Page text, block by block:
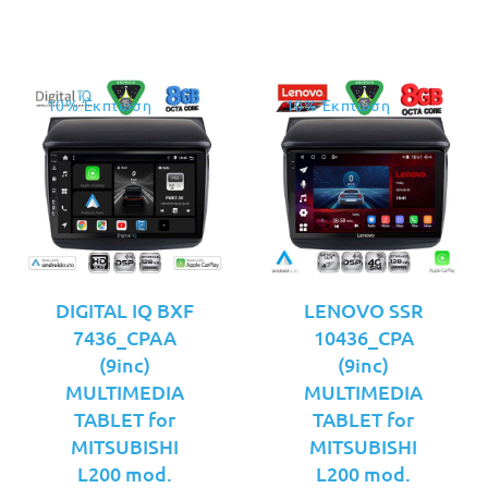
10% Έκπτωση
DIGITAL IQ BXF
7436_CPAA
(9inc)
MULTIMEDIA
TABLET for
MITSUBISHI
L200 mod.
10% Έκπτωση
LENOVO SSR
10436_CPA
(9inc)
MULTIMEDIA
TABLET for
MITSUBISHI
L200 mod.